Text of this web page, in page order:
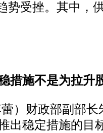
势受挫。其中，
施不是为拉升
财政部副部长
出稳定措施的目